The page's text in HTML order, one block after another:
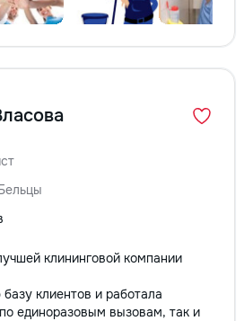
клининговой компании
клиентов и работала
единоразовым вызовам, так и